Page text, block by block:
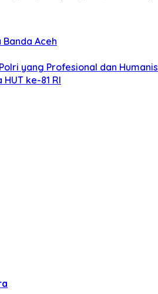
Aceh
yang Profesional dan Humanis
ke-81 RI